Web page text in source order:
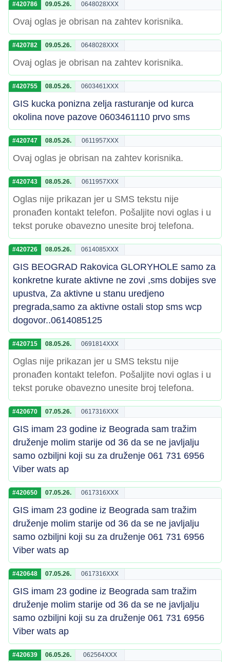
#420786 09.05.26. 0648028XXX
Ovaj oglas je obrisan na zahtev korisnika.
#420782 09.05.26. 0648028XXX
Ovaj oglas je obrisan na zahtev korisnika.
#420755 08.05.26. 0603461XXX
GIS kucka ponizna zelja rasturanje od kurca
okolina nove pazove 0603461110 prvo sms
#420747 08.05.26. 0611957XXX
Ovaj oglas je obrisan na zahtev korisnika.
#420743 08.05.26. 0611957XXX
Oglas nije prikazan jer u SMS tekstu nije
pronađen kontakt telefon. Pošaljite novi oglas i u
tekst poruke obavezno unesite broj telefona.
#420726 08.05.26. 0614085XXX
GIS BEOGRAD Rakovica GLORYHOLE samo za
konkretne kurate aktivne ne zovi ,sms dobijes sve
upustva, Za aktivne u stanu uredjeno
pregrada,samo za aktivne ostali stop sms wcp
dogovor..0614085125
#420715 08.05.26. 0691814XXX
Oglas nije prikazan jer u SMS tekstu nije
pronađen kontakt telefon. Pošaljite novi oglas i u
tekst poruke obavezno unesite broj telefona.
#420670 07.05.26. 0617316XXX
GIS imam 23 godine iz Beograda sam tražim
druženje molim starije od 36 da se ne javljalju
samo ozbiljni koji su za druženje 061 731 6956
Viber wats ap
#420650 07.05.26. 0617316XXX
GIS imam 23 godine iz Beograda sam tražim
druženje molim starije od 36 da se ne javljalju
samo ozbiljni koji su za druženje 061 731 6956
Viber wats ap
#420648 07.05.26. 0617316XXX
GIS imam 23 godine iz Beograda sam tražim
druženje molim starije od 36 da se ne javljalju
samo ozbiljni koji su za druženje 061 731 6956
Viber wats ap
#420639 06.05.26. 062564XXX